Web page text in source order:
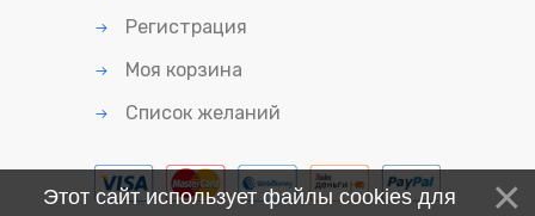
Регистрация
Моя корзина
Список желаний
Этот сайт использует файлы cookies для